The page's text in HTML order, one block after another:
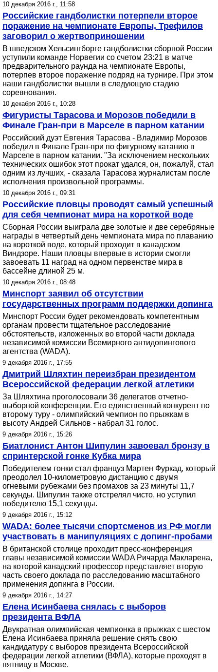
10 декабря 2016 г., 11:58
Российские гандболистки потерпели второе
поражение на чемпионате Европы, Трефилов
заговорил о жертвоприношении
В шведском Хельсингборге гандболистки сборной России
уступили команде Норвегии со счетом 23:21 в матче
предварительного раунда на чемпионате Европы,
потерпев второе поражение подряд на турнире. При этом
наши гандболистки вышли в следующую стадию
соревнования.
10 декабря 2016 г., 10:28
Фигуристы Тарасова и Морозов победили в
Финале Гран-при в Марселе в парном катании
Российский дуэт Евгения Тарасова - Владимир Морозов
победил в Финале Гран-при по фигурному катанию в
Марселе в парном катании. "За исключением нескольких
технических ошибок этот прокат удался, он, пожалуй, стал
одним из лучших, - сказала Тарасова журналистам после
исполнения произвольной программы.
10 декабря 2016 г., 09:31
Российские пловцы проводят самый успешный
для себя чемпионат мира на короткой воде
Сборная России выиграла две золотые и две серебряные
награды в четвертый день чемпионата мира по плаванию
на короткой воде, который проходит в канадском
Виндзоре. Наши пловцы впервые в истории смогли
завоевать 11 наград на одном первенстве мира в
бассейне длиной 25 м.
10 декабря 2016 г., 08:48
Минспорт заявил об отсутствии
государственных программ поддержки допинга
Минспорт России будет рекомендовать компетентным
органам провести тщательное расследование
обстоятельств, изложенных во второй части доклада
независимой комиссии Всемирного антидопингового
агентства (WADA).
9 декабря 2016 г., 17:55
Дмитрий Шляхтин переизбран президентом
Всероссийской федерации легкой атлетики
За Шляхтина проголосовали 36 делегатов отчетно-
выборной конференции. Его единственный конкурент по
второму туру - олимпийский чемпион по прыжкам в
высоту Андрей Сильнов - набрал 31 голос.
9 декабря 2016 г., 15:26
Биатлонист Антон Шипулин завоевал бронзу в
спринтерской гонке Кубка мира
Победителем гонки стал француз Мартен Фуркад, который
преодолел 10-километровую дистанцию с двумя
огневыми рубежами без промахов за 23 минуты 11,7
секунды. Шипулин также отстрелял чисто, но уступил
победителю 15,1 секунды.
9 декабря 2016 г., 15:12
WADA: более тысячи спортсменов из РФ могли
участвовать в манипуляциях с допинг-пробами
В британской столице проходит пресс-конференция
главы независимой комиссии WADA Ричарда Макларена,
на которой канадский профессор представляет вторую
часть своего доклада по расследованию масштабного
применения допинга в России.
9 декабря 2016 г., 14:27
Елена Исинбаева снялась с выборов
президента ВФЛА
Двукратная олимпийская чемпионка в прыжках с шестом
Елена Исинбаева приняла решение снять свою
кандидатуру с выборов президента Всероссийской
федерации легкой атлетики (ВФЛА), которые проходят в
пятницу в Москве.